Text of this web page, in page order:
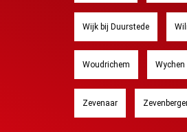
Wijk bij Duurstede
Woudrichem Wychen
Zevenaar